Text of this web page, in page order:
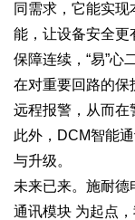
同需求，它能实
能，让设备安全更
保障连续， “易”心
在对重要回路的保
远程报警，从而在
此外， DCM智能
与升级。
未来已来。施耐
通讯模块 为起点